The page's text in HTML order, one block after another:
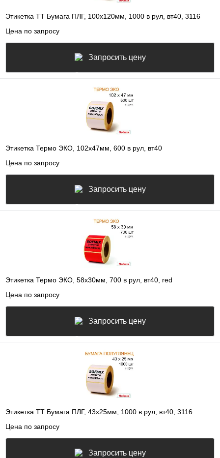
Этикетка ТТ Бумага ПЛГ, 100х120мм, 1000 в рул, вт40, 3116
Цена по запросу
Запросить цену
Этикетка Термо ЭКО, 102х47мм, 600 в рул, вт40
Цена по запросу
Запросить цену
Этикетка Термо ЭКО, 58х30мм, 700 в рул, вт40, red
Цена по запросу
Запросить цену
Этикетка ТТ Бумага ПЛГ, 43х25мм, 1000 в рул, вт40, 3116
Цена по запросу
Запросить цену